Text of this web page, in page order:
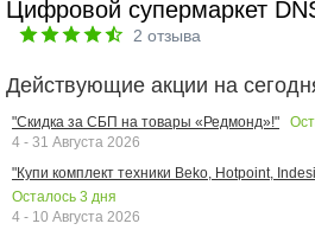
Цифровой супермаркет
2 отзыва
Действующие акции на
"Скидка за СБП на товары «Редмонд»!"
4 - 31 Августа 2026
"Купи комплект техники Beko, Hotpoint,
Осталось 3 дня
4 - 10 Августа 2026